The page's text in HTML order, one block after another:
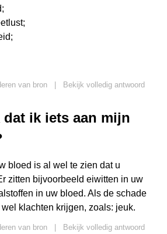
van bron
Bekijk volledig antwoord
dat ik iets aan mijn
bloed is al wel te zien dat u
zitten bijvoorbeeld eiwitten in uw
in uw bloed. Als de schade
klachten krijgen, zoals: jeuk.
van bron
Bekijk volledig antwoord